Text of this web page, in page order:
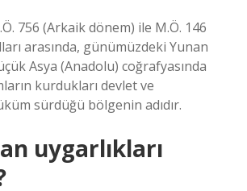
756 (Arkaik dönem) ile M.Ö. 146
arasında, günümüzdeki Yunan
Asya (Anadolu) coğrafyasında
kurdukları devlet ve
sürdüğü bölgenin adıdır.
uygarlıkları